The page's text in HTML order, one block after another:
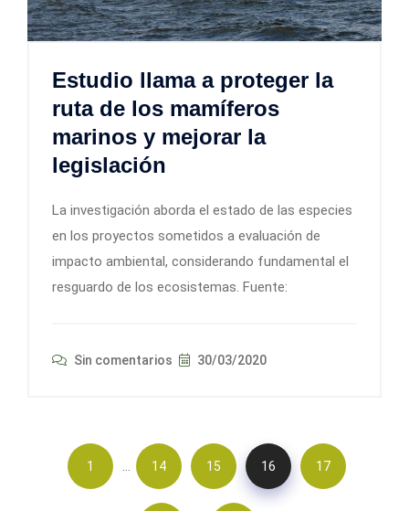
Estudio llama a proteger la
ruta de los mamíferos
marinos y mejorar la
legislación
La investigación aborda el estado de las especies
en los proyectos sometidos a evaluación de
impacto ambiental, considerando fundamental el
resguardo de los ecosistemas. Fuente:
Sin comentarios 30/03/2020
1 … 14 15 16 17